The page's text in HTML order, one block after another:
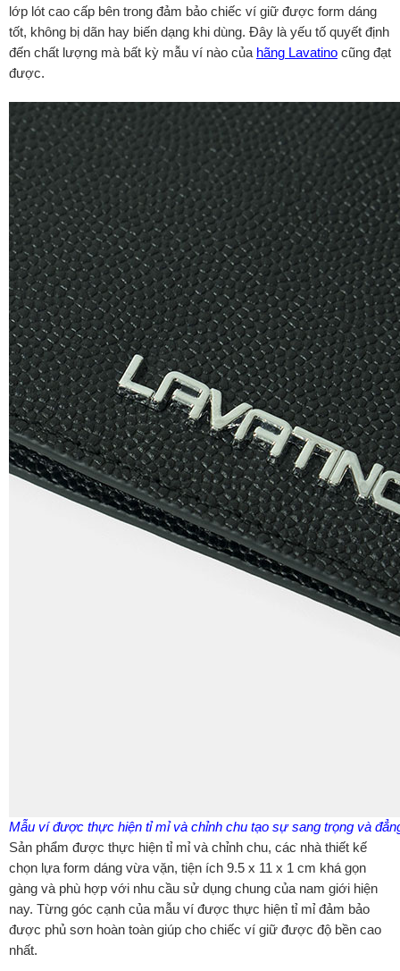
lớp lót cao cấp bên trong đảm bảo chiếc ví giữ được form dáng
tốt, không bị dãn hay biến dạng khi dùng. Đây là yếu tố quyết định
đến chất lượng mà bất kỳ mẫu ví nào của hãng Lavatino cũng đạt
được.
Mẫu ví được thực hiện tỉ mỉ và chỉnh chu tạo sự sang trọng và
Sản phẩm được thực hiện tỉ mỉ và chỉnh chu, các nhà thiết kế
chọn lựa form dáng vừa vặn, tiện ích 9.5 x 11 x 1 cm khá gọn
gàng và phù hợp với nhu cầu sử dụng chung của nam giới hiện
nay. Từng góc cạnh của mẫu ví được thực hiện tỉ mỉ đảm bảo
được phủ sơn hoàn toàn giúp cho chiếc ví giữ được độ bền cao
nhất.